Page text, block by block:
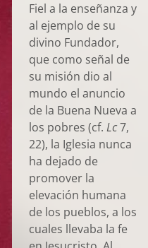
Fiel a la enseñanza y
al ejemplo de su
divino Fundador,
que como señal de
su misión dio al
mundo el anuncio
de la Buena Nueva a
los pobres (cf. Lc7,
22), la Iglesia nunca
ha dejado de
promover la
elevación humana
de los pueblos, a los
cuales llevaba la fe